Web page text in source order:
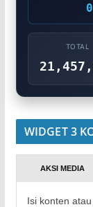
TOTAL
WIDGET 3
AKSI MEDIA
Isi konten atau